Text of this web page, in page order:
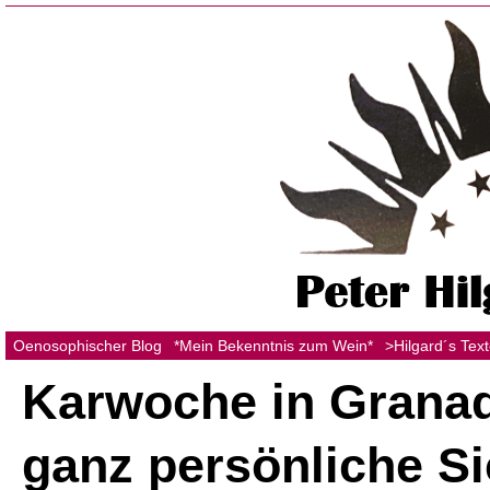
Oenosophischer Blog *Mein Bekenntnis zum Wein* >Hilgard´s
Karwoche in
ganz persönliche